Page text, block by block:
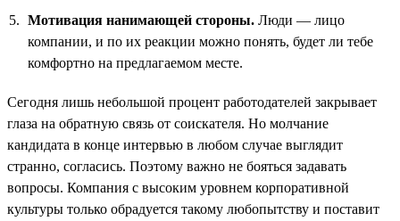
Мотивация нанимающей стороны. Люди — лицо
компании, и по их реакции можно понять, будет ли тебе
комфортно на предлагаемом месте.
Сегодня лишь небольшой процент работодателей закрывает
глаза на обратную связь от соискателя. Но молчание
кандидата в конце интервью в любом случае выглядит
странно, согласись. Поэтому важно не бояться задавать
вопросы. Компания с высоким уровнем корпоративной
культуры только обрадуется такому любопытству и поставит